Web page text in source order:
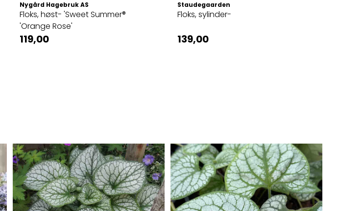
Nygård Hagebruk AS
Floks, høst- 'Sweet Summer®
'Orange Rose'
119,00
Staudegaarden
Floks, sylinder-
139,00